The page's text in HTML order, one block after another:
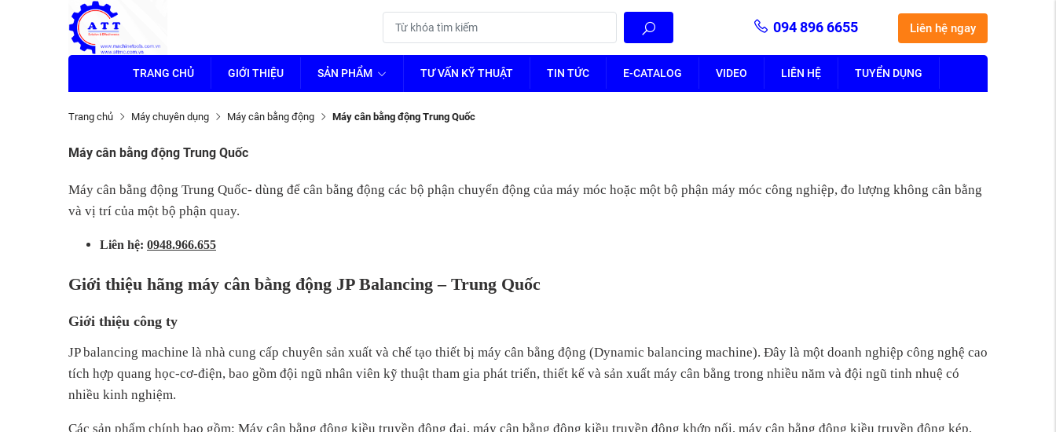
094 896 6655 Liên hệ ngay
TRANG CHỦ GIỚI THIỆU SẢN PHẨM TƯ VẤN KỸ THUẬT TIN TỨC E-CATALOG VIDEO LIÊN HỆ TUYỂN DỤNG
Trang chủ Máy chuyên dụng Máy cân bằng động Máy cân bằng động Trung Quốc
Máy cân bằng động Trung Quốc
Máy cân bằng động Trung Quốc- dùng để cân bằng động các bộ phận chuyển động của máy móc hoặc một bộ phận máy móc công nghiệp, đo lượng không cân bằng
và vị trí của một bộ phận quay.
Liên hệ: 0948.966.655
Giới thiệu hãng máy cân bằng động JP Balancing – Trung Quốc
Giới thiệu công ty
JP balancing machine là nhà cung cấp chuyên sản xuất và chế tạo thiết bị máy cân bằng động (Dynamic balancing machine). Đây là một doanh nghiệp công nghệ cao
tích hợp quang học-cơ-điện, bao gồm đội ngũ nhân viên kỹ thuật tham gia phát triển, thiết kế và sản xuất máy cân bằng trong nhiều năm và đội ngũ tinh nhuệ có
nhiều kinh nghiệm.
Các sản phẩm chính bao gồm: Máy cân bằng động kiều truyền động đai, máy cân bằng động kiều truyền động khớp nối, máy cân bằng động kiều truyền động kép,